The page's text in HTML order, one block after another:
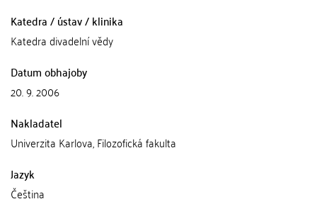
Katedra / ústav / klinika
Katedra divadelní vědy
Datum obhajoby
20. 9. 2006
Nakladatel
Univerzita Karlova, Filozofická fakulta
Jazyk
Čeština